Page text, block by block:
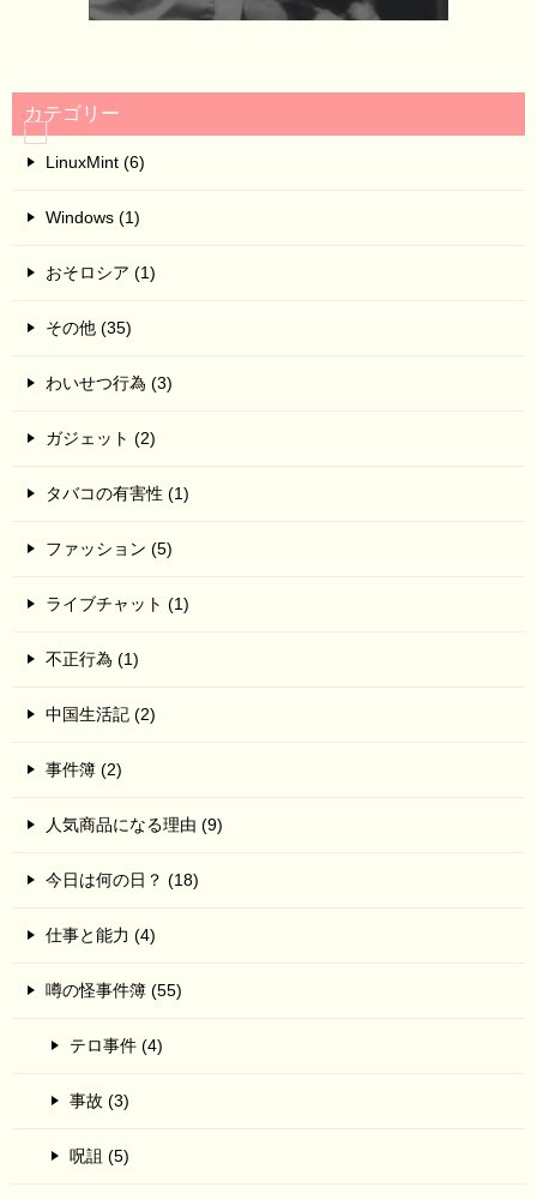
カテゴリー
LinuxMint (6)
Windows (1)
おそロシア (1)
その他 (35)
わいせつ行為 (3)
ガジェット (2)
タバコの有害性 (1)
ファッション (5)
ライブチャット (1)
不正行為 (1)
中国生活記 (2)
事件簿 (2)
人気商品になる理由 (9)
今日は何の日？ (18)
仕事と能力 (4)
噂の怪事件簿 (55)
テロ事件 (4)
事故 (3)
呪詛 (5)